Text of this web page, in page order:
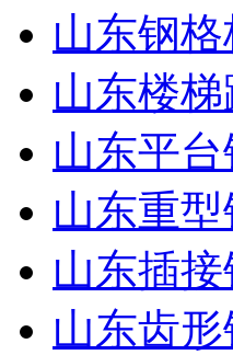
山东钢格
山东楼梯
山东平台
山东重型
山东插接
山东齿形